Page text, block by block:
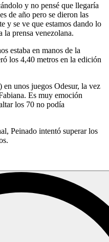
y no pensé que llegaría
de año pero se dieron las
y se ve que estamos dando lo
la prensa venezolana.
estaba en manos de la
los 4,40 metros en la edición
en unos juegos Odesur, la vez
Es muy emoción
los 70 no podía
Peinado intentó superar los